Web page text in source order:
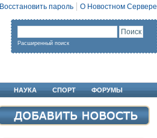
Восстановить пароль О Новостном Сервере
Расширенный поиск
НАУКА СПОРТ ФОРУМЫ